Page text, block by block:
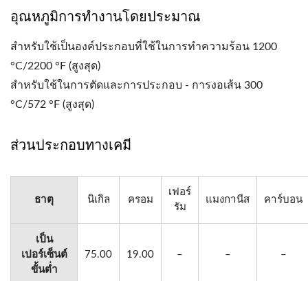
อุณหภูมิการทำงานโดยประมาณ
สำหรับใช้เป็นองค์ประกอบที่ใช้ในการทำความร้อน 1200
°C/2200 °F (สูงสุด)
สำหรับใช้ในการตัดและการประกอบ - การงอเส้น 300
°C/572 °F (สูงสุด)
ส่วนประกอบทางเคมี
ธาตุ นิเกิล ครอม
เฟอร์
รัม
แมงกานีส คาร์บอน
เป็น
เปอร์เซ็นต์
ขั้นต่ำ
75.00 19.00 – – –